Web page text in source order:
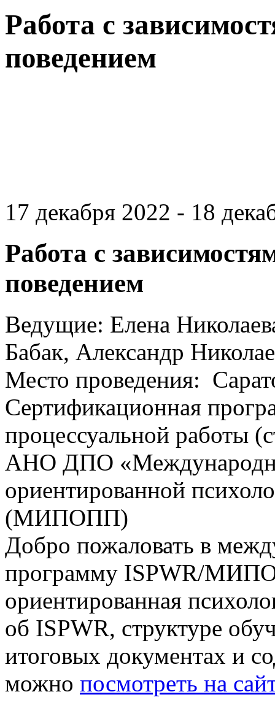
Работа с
поведением
17 декабря 2022 - 18
Работа с
поведением
Ведущие: Елена
Бабак, Александр
Место проведения:
Сертификационная
процессуальной работы
АНО ДПО
ориентированной
(МИПОПП)
Добро пожаловать в
программу ISPWR/
ориентированная
об ISPWR, структуре
итоговых документах и
можно посмотреть на